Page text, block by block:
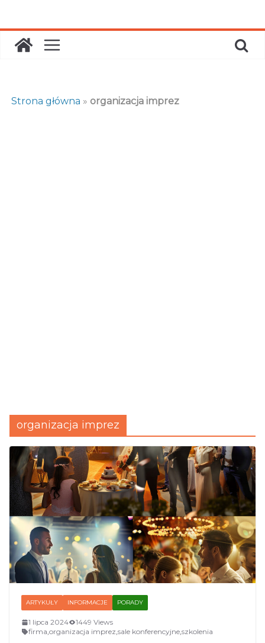
content
Strona główna » organizacja imprez
organizacja imprez
ARTYKUŁY INFORMACJE PORADY
1 lipca 2024
1449 Views
firma,organizacja imprez,sale konferencyjne,szkolenia